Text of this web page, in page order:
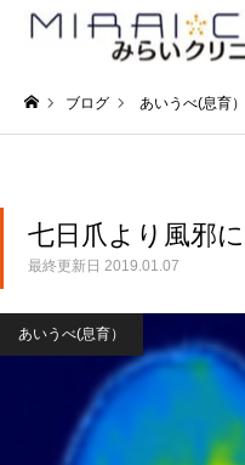
ブログ あいうべ(息育）
七日爪より風邪
最終更新日 2019.01.07
あいうべ(息育）